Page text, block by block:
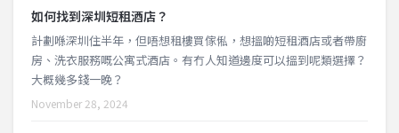
如何找到深圳短租酒店？
計劃喺深圳住半年，但唔想租樓買傢俬，想搵啲短租酒店或者帶廚
房、洗衣服務嘅公寓式酒店。有冇人知道邊度可以搵到呢類選擇？
大概幾多錢一晚？
November 28, 2024